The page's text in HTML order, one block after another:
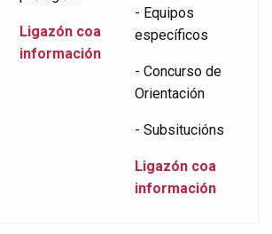
Ligazón coa
información
- Equipos
específicos
- Concurso de
Orientación
- Subsitucións
Ligazón coa
información